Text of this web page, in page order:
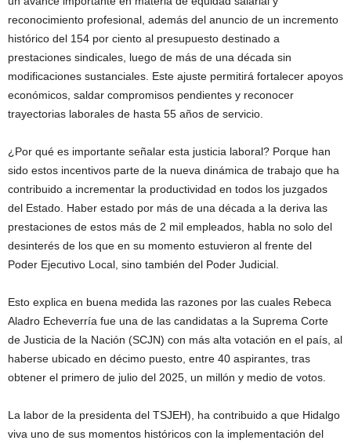
reconocimiento profesional, además del anuncio de un incremento
histórico del 154 por ciento al presupuesto destinado a
prestaciones sindicales, luego de más de una década sin
modificaciones sustanciales. Este ajuste permitirá fortalecer apoyos
económicos, saldar compromisos pendientes y reconocer
trayectorias laborales de hasta 55 años de servicio.
¿Por qué es importante señalar esta justicia laboral? Porque han
sido estos incentivos parte de la nueva dinámica de trabajo que ha
contribuido a incrementar la productividad en todos los juzgados
del Estado. Haber estado por más de una década a la deriva las
prestaciones de estos más de 2 mil empleados, habla no solo del
desinterés de los que en su momento estuvieron al frente del
Poder Ejecutivo Local, sino también del Poder Judicial.
Esto explica en buena medida las razones por las cuales Rebeca
Aladro Echeverría fue una de las candidatas a la Suprema Corte
de Justicia de la Nación (SCJN) con más alta votación en el país, al
haberse ubicado en décimo puesto, entre 40 aspirantes, tras
obtener el primero de julio del 2025, un millón y medio de votos.
La labor de la presidenta del TSJEH), ha contribuido a que Hidalgo
viva uno de sus momentos históricos con la implementación del